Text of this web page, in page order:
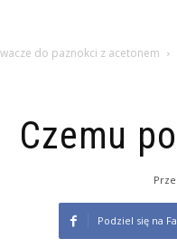
do paznokci z acetonem
Czemu
Podziel się na